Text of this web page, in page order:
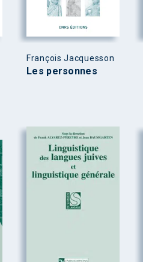
François Jacquesson
Les personnes